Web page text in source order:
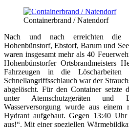
Containerbrand / Natendorf
Nach und nach erreichten die
Hohenbünstorf, Ebstorf, Barum und
waren insgesamt mehr als 40
Hohenbünstorfer Ortsbrandmeisters
Fahrzeugen in die Löscharbeiten
Schnellangriffsschlauch war der
abgelöscht. Für den Container setzte
unter Atemschutzgeräten und
Wasserversorgung wurde aus
Hydrant aufgebaut. Gegen 13:40
aus!“. Mit einer speziellen